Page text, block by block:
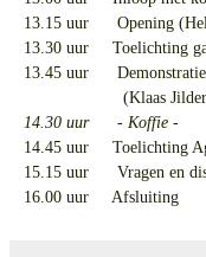
13.15 uur Opening
13.30 uur Toelichting
13.45 uur Demonstratie
(Klaas Jilderda,
14.30 uur - Koffie -
14.45 uur Toelichting
15.15 uur Vragen en
16.00 uur Afsluiting